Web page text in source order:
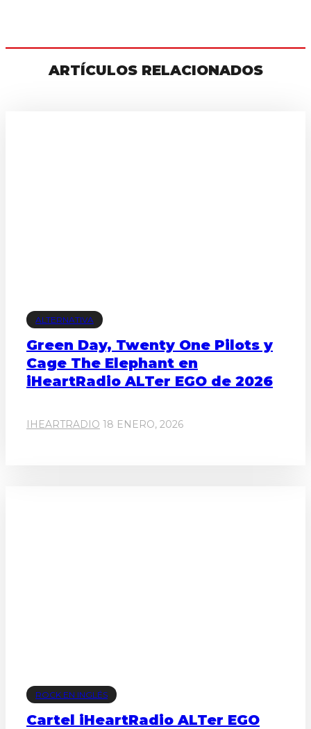
ARTÍCULOS RELACIONADOS
ALTERNATIVA
Green Day, Twenty One Pilots y
Cage The Elephant en
iHeartRadio ALTer EGO de 2026
IHEARTRADIO 18 ENERO, 2026
ROCK EN INGLÉS
Cartel iHeartRadio ALTer EGO